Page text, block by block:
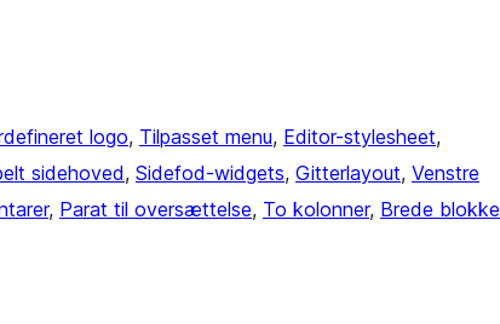
logo, Tilpasset menu, Editor-stylesheet
sidehoved, Sidefod-widgets, Gitterlayout, Venstre
, Parat til oversættelse, To kolonner, Brede blokke